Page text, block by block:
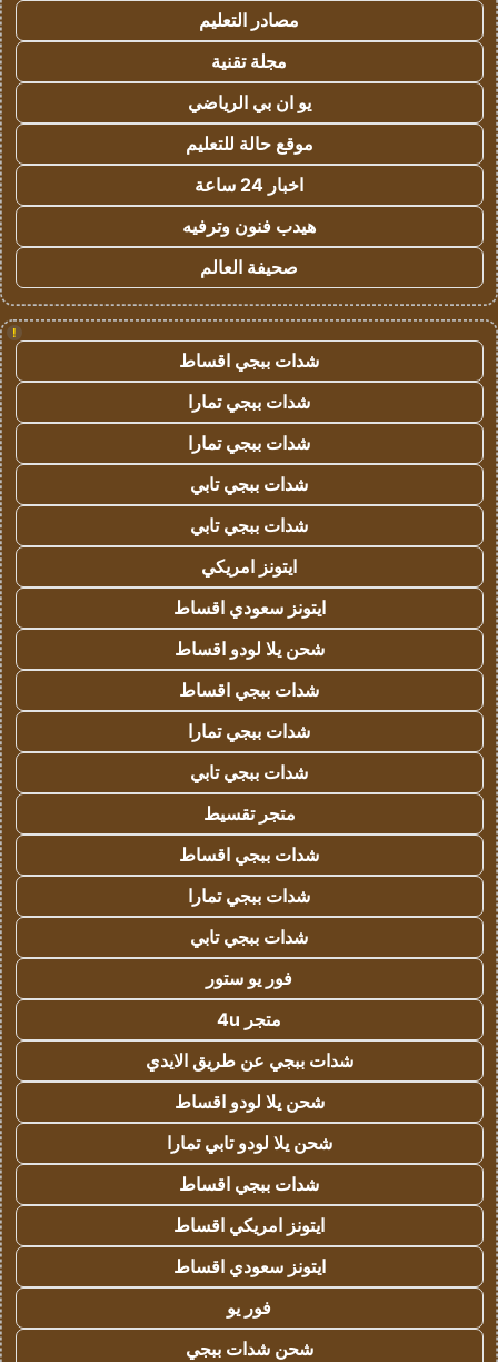
مصادر التعليم
مجلة تقنية
يو ان بي الرياضي
موقع حالة للتعليم
اخبار 24 ساعة
هيدب فنون وترفيه
صحيفة العالم
!
شدات ببجي اقساط
شدات ببجي تمارا
شدات ببجي تمارا
شدات ببجي تابي
شدات ببجي تابي
ايتونز امريكي
ايتونز سعودي اقساط
شحن يلا لودو اقساط
شدات ببجي اقساط
شدات ببجي تمارا
شدات ببجي تابي
متجر تقسيط
شدات ببجي اقساط
شدات ببجي تمارا
شدات ببجي تابي
فور يو ستور
متجر 4u
شدات ببجي عن طريق الايدي
شحن يلا لودو اقساط
شحن يلا لودو تابي تمارا
شدات ببجي اقساط
ايتونز امريكي اقساط
ايتونز سعودي اقساط
فور يو
شحن شدات ببجي